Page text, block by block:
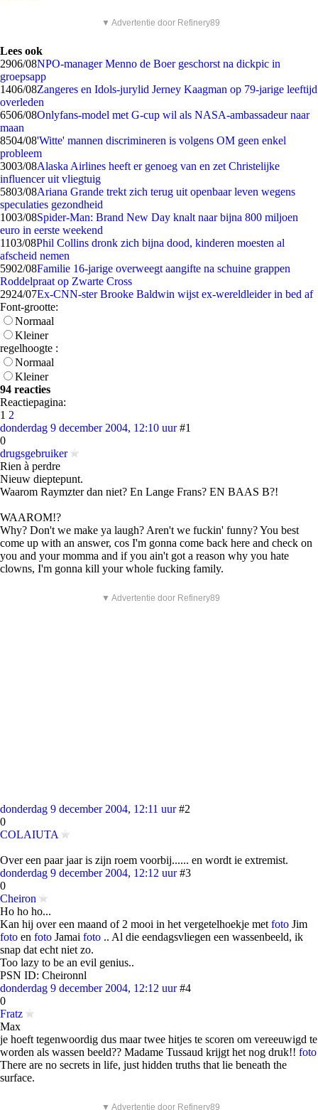
▼ Advertentie door Refinery89
Lees ook
2906/08NPO-manager Menno de Boer geschorst na dickpic in
groepsapp
1406/08Zangeres en Idols-jurylid Jerney Kaagman op 79-jarige leeftijd
overleden
6506/08Onlyfans-model met G-cup wil als NASA-ambassadeur naar
maan
8504/08'Witte' mannen discrimineren is volgens OM geen enkel
probleem
3003/08Alaska Airlines heeft er genoeg van en zet Christelijke
influencer uit vliegtuig
5803/08Ariana Grande trekt zich terug uit openbaar leven wegens
speculaties gezondheid
1003/08Spider-Man: Brand New Day knalt naar bijna 800 miljoen
euro in eerste weekend
1103/08Phil Collins dronk zich bijna dood, kinderen moesten al
afscheid nemen
5902/08Familie 16-jarige overweegt aangifte na schuine grappen
Roddelpraat op Zwarte Cross
2924/07Ex-CNN-ster Brooke Baldwin wijst ex-wereldleider in bed af
Font-grootte:
Normaal
Kleiner
regelhoogte :
Normaal
Kleiner
94 reacties
Reactiepagina:
1 2
donderdag 9 december 2004, 12:10 uur #1
0
drugsgebruiker
Rien à perdre
Nieuw dieptepunt.
Waarom Raymzter dan niet? En Lange Frans? EN BAAS B?!
WAAROM!?
Why? Don't we make ya laugh? Aren't we fuckin' funny? You best
come up with an answer, cos I'm gonna come back here and check on
you and your momma and if you ain't got a reason why you hate
clowns, I'm gonna kill your whole fucking family.
▼ Advertentie door Refinery89
donderdag 9 december 2004, 12:11 uur #2
0
COLAIUTA
Over een paar jaar is zijn roem voorbij...... en wordt ie extremist.
donderdag 9 december 2004, 12:12 uur #3
0
Cheiron
Ho ho ho...
Kan hij over een maand of 2 mooi in het vergetelhoekje met foto Jim
foto en foto Jamai foto .. Al die eendagsvliegen een wassenbeeld, ik
snap dat echt niet zo.
Too lazy to be an evil genius..
PSN ID: Cheironnl
donderdag 9 december 2004, 12:12 uur #4
0
Fratz
Max
je hoeft tegenwoordig dus maar twee hitjes te scoren om vereeuwigd te
worden als wassen beeld?? Madame Tussaud krijgt het nog druk!! foto
There are no secrets in life, just hidden truths that lie beneath the
surface.
▼ Advertentie door Refinery89